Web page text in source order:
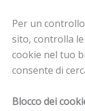
Per un
sito, controlla
cookie nel tuo
consente di
Blocco dei